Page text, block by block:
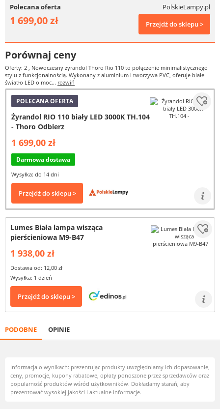
Polecana oferta PolskieLampy.pl
1 699,00 zł Przejdź do sklepu >
Porównaj ceny
Oferty: 2 , Nowoczesny żyrandol Thoro Rio 110 to połączenie minimalistycznego
stylu z funkcjonalnością. Wykonany z aluminium i tworzywa PVC, oferuje białe
światło LED o moc... rozwiń
POLECANA OFERTA
Żyrandol RIO 110 biały LED 3000K TH.104
- Thoro Odbierz
1 699,00 zł
Darmowa dostawa
Wysyłka: do 14 dni
Przejdź do sklepu >
Lumes Biała lampa wisząca
pierścieniowa M9-B47
1 938,00 zł
Dostawa od: 12,00 zł
Wysyłka: 1 dzień
Przejdź do sklepu >
PODOBNE OPINIE
Informacja o wynikach: prezentując produkty uwzględniamy ich dopasowanie,
ceny, promocje, kupony rabatowe, opłaty ponoszone przez sprzedawców oraz
popularność produktów wśród użytkowników. Dokładamy starań, aby
prezentować wysokiej jakości i aktualne informacje.